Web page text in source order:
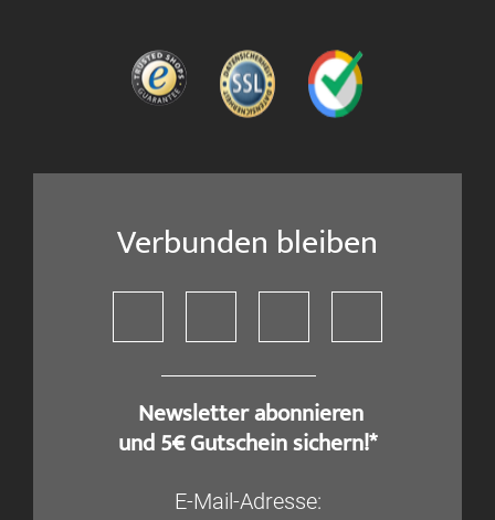
Verbunden bleiben
​ Newsletter abonnieren
und 5€ Gutschein sichern!*
E-Mail-Adresse: